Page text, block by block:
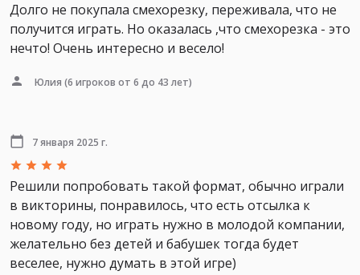
Долго не покупала смехорезку, переживала, что не
получится играть. Но оказалась ,что смехорезка - это
нечто! Очень интересно и весело!
Юлия (6 игроков от 6 до 43 лет)
7 января 2025 г.
Решили попробовать такой формат, обычно играли
в викторины, понравилось, что есть отсылка к
новому году, но играть нужно в молодой компании,
желательно без детей и бабушек тогда будет
веселее, нужно думать в этой игре)